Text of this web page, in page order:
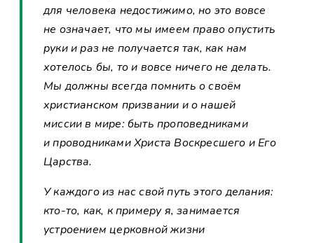
для человека недостижимо, но это вовсе
не означает, что мы имеем право опустить
руки и раз не получается так, как нам
хотелось бы, то и вовсе ничего не делать.
Мы должны всегда помнить о своём
христианском призвании и о нашей
миссии в мире: быть проповедниками
и проводниками Христа Воскресшего и Его
Царства.
У каждого из нас свой путь этого делания:
кто-то, как, к примеру я, занимается
устроением церковной жизни